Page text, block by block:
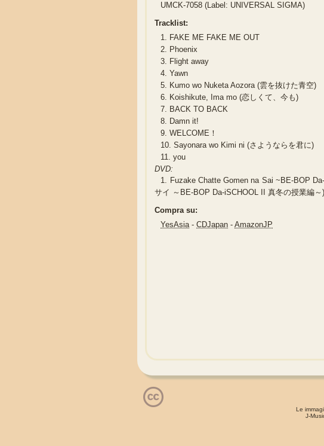
UMCK-7058 (Label: UNIVERSAL SIGMA)
Tracklist:
1. FAKE ME FAKE ME OUT
2. Phoenix
3. Flight away
4. Yawn
5. Kumo wo Nuketa Aozora (雲を抜けた青空)
6. Koishikute, Ima mo (恋しくて、今も)
7. BACK TO BACK
8. Damn it!
9. WELCOME！
10. Sayonara wo Kimi ni (さようならを君に)
11. you
DVD:
1. Fuzake Chatte Gomen na Sai ~BE-BOP
サイ ～BE-BOP Da-iSCHOOL II 真冬の授業編～)
Compra su:
YesAsia-CDJapan -AmazonJP
Le
J-